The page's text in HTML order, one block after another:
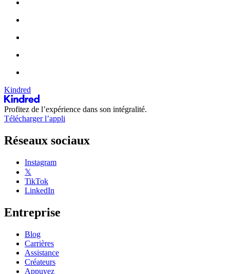
Kindred
Profitez de l’expérience dans son intégralité.
Télécharger l’appli
Réseaux sociaux
Instagram
𝕏
TikTok
LinkedIn
Entreprise
Blog
Carrières
Assistance
Créateurs
Appuyez